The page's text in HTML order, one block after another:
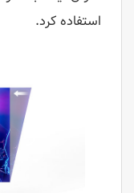
استفاده کرد.